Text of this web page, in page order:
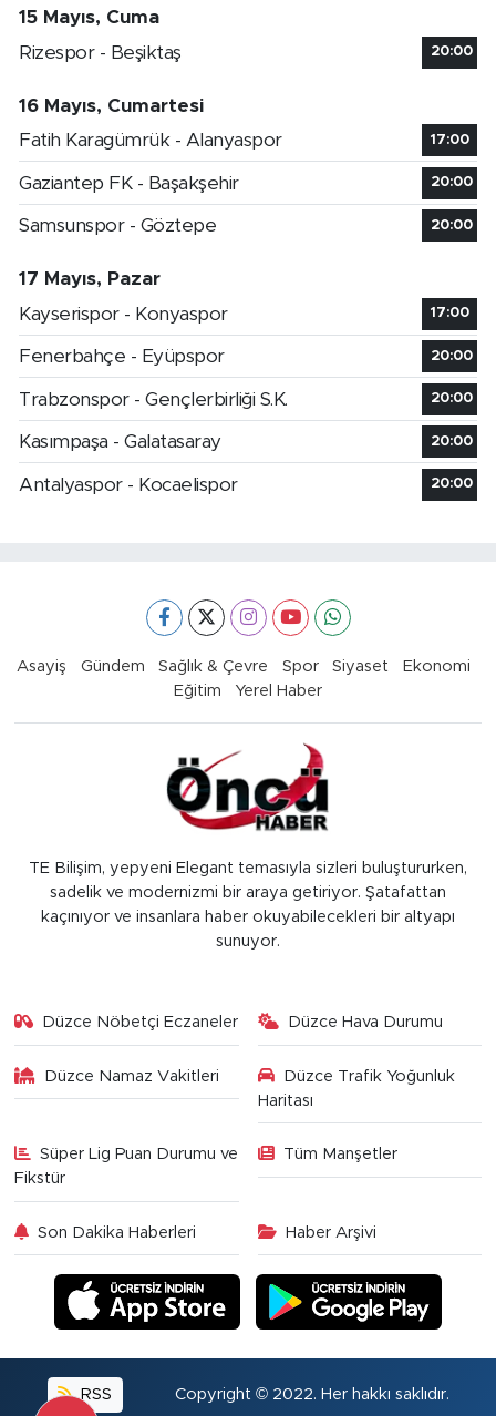
15 Mayıs, Cuma
Rizespor - Beşiktaş
20:00
16 Mayıs, Cumartesi
Fatih Karagümrük - Alanyaspor
17:00
Gaziantep FK - Başakşehir 20:00
Samsunspor - Göztepe 20:00
17 Mayıs, Pazar
Kayserispor - Konyaspor
17:00
Fenerbahçe - Eyüpspor 20:00
Trabzonspor - Gençlerbirliği S.K. 20:00
Kasımpaşa - Galatasaray 20:00
Antalyaspor - Kocaelispor 20:00
Asayiş Gündem Sağlık & Çevre Spor Siyaset
Ekonomi
Eğitim
Yerel Haber
TE Bilişim, yepyeni Elegant temasıyla sizleri buluştururken,
sadelik ve modernizmi bir araya getiriyor. Şatafattan
kaçınıyor ve insanlara haber okuyabilecekleri bir altyapı
sunuyor.
Düzce Nöbetçi Eczaneler Düzce Hava Durumu
Düzce Namaz Vakitleri
Düzce Trafik Yoğunluk
Haritası
Süper Lig Puan Durumu ve
Fikstür
Tüm Manşetler
Son Dakika Haberleri Haber Arşivi
RSS Copyright © 2022. Her hakkı saklıdır.